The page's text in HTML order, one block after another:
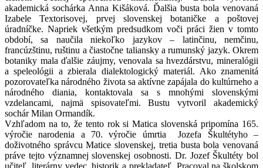
akademická sochárka Anna Kišáková. Ďalšia busta bola venovaná
Izabele Textorisovej, prvej slovenskej botaničke a poštovej
úradníčke. Napriek všetkým predsudkom voči práci žien v tomto
období, sa naučila niekoľko jazykov – latinčinu, nemčinu,
francúzštinu, ruštinu a čiastočne taliansky a rumunský jazyk. Okrem
botaniky mala ďalšie záujmy, venovala sa hvezdárstvu, mineralógii
a speleológii a zbierala dialektologický materiál. Ako znamenitá
pozorovateľka národného života sa aktívne zapájala do kultúrneho a
národného diania, kontaktovala sa s mnohými slovenskými
vzdelancami, najmä spisovateľmi. Bustu vytvoril akademický
sochár Milan Ormandík.
Vzhľadom na to, že tento rok si Matica slovenská pripomína 165.
výročie narodenia a 70. výročie úmrtia Jozefa Škultétyho –
doživotného správcu Matice slovenskej, tretia busta bola venovaná
práve tejto významnej slovenskej osobnosti. Dr. Jozef Škultéty bol
učiteľ, literárny vedec, historik a prekladateľ. Pracoval na školskom